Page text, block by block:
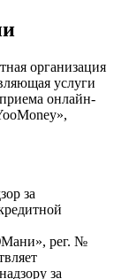
организация
услуги
онлайн-
за
рег. №
за